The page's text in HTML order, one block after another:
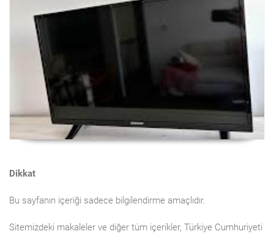
Dikkat
Bu sayfanın içeriği sadece bilgilendirme amaçlıdır.
Sitemizdeki makaleler ve diğer tüm içerikler, Türkiye Cumhuriyeti